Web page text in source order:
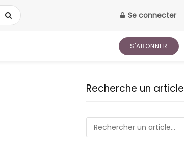
Se connecter
S'ABONNER
Recherche un article